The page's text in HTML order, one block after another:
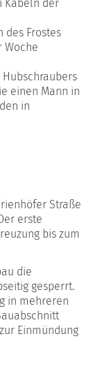
Kabeln der
des Frostes
Woche
einen Mann in
in
Straße
erste
bis zum
die
gesperrt.
in mehreren
Einmündung